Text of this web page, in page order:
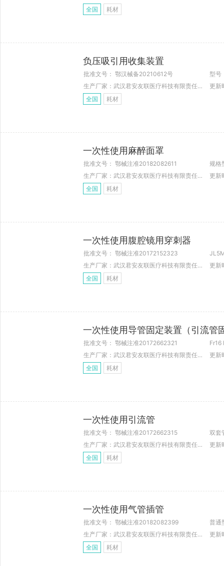
全国 耗材
负压吸引用收集装置
批准文号： 鄂汉械备20210612号
生产厂家：武汉君安友联医疗科技有限责任公司
更新
全国
耗材
一次性使用麻醉面罩
批准文号： 鄂械注准20182082611
规格
生产厂家：武汉君安友联医疗科技有限责任公司
更新
全国
耗材
一次性使用腹腔镜用穿刺器
批准文号： 鄂械注准20172152323
生产厂家：武汉君安友联医疗科技有限责任公司
更新
全国
耗材
一次性使用导管固定装置（引流管
批准文号： 鄂械注准20172662321
Fr16
生产厂家：武汉君安友联医疗科技有限责任公司
更新
全国
耗材
一次性使用引流管
批准文号： 鄂械注准20172662315
双套
生产厂家：武汉君安友联医疗科技有限责任公司
更新
全国
耗材
一次性使用气管插管
批准文号： 鄂械注准20182082399
普通
生产厂家：武汉君安友联医疗科技有限责任公司
更新
全国
耗材